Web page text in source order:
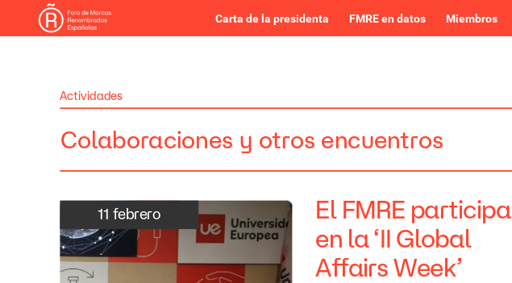
Carta de la presidenta FMRE en datos Miembros
Actividades
Colaboraciones y otros encuentros
El FMRE participa
en la‘II Global
Affairs Week’
11 febrero